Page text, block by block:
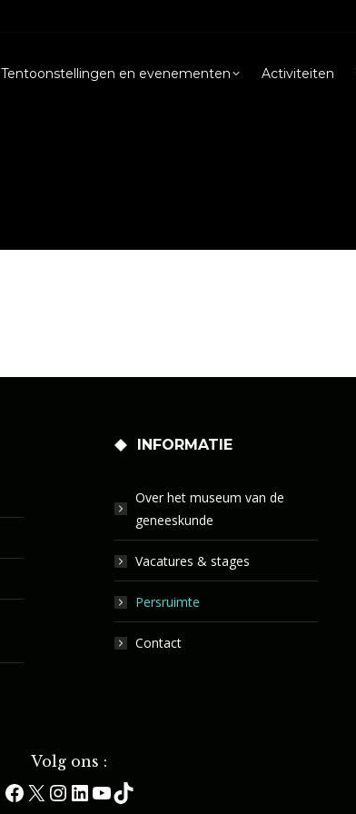
Tentoonstellingen en evenementen Activiteiten
INFORMATIE
Over het museum van de
geneeskunde
Vacatures & stages
Persruimte
Contact
Volg ons :
Facebook
X Instagram
LinkedInYouTube